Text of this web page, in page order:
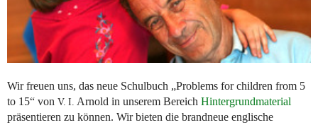
Wir freuen uns, das neue Schulbuch „Problems for children from 5
to 15“ von V. I. Arnold in unserem Bereich Hintergrundmaterial
präsentieren zu können. Wir bieten die brandneue englische